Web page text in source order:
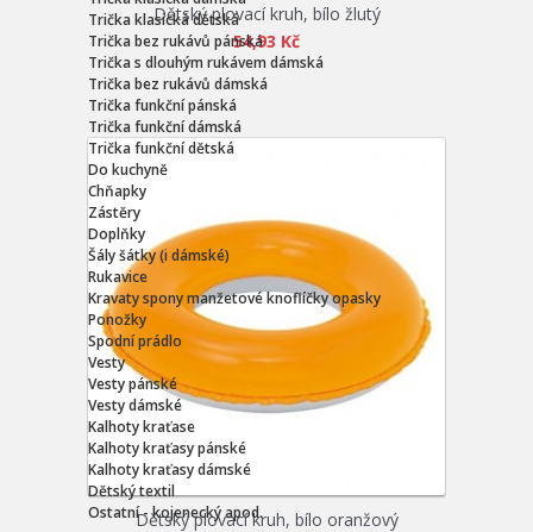
Trička klasická dětská
Trička bez rukávů pánská
Trička s dlouhým rukávem dámská
Trička bez rukávů dámská
Trička funkční pánská
Trička funkční dámská
Trička funkční dětská
Do kuchyně
Chňapky
Zástěry
Doplňky
Šály šátky (i dámské)
Rukavice
Kravaty spony manžetové knoflíčky opasky
Ponožky
Spodní prádlo
Vesty
Vesty pánské
Vesty dámské
Kalhoty kraťase
Kalhoty kraťasy pánské
Kalhoty kraťasy dámské
Dětský textil
Ostatní - kojenecký apod.
Dětský plovací kruh, bílo žlutý
54,93 Kč
Dětský plovací kruh, bílo oranžový